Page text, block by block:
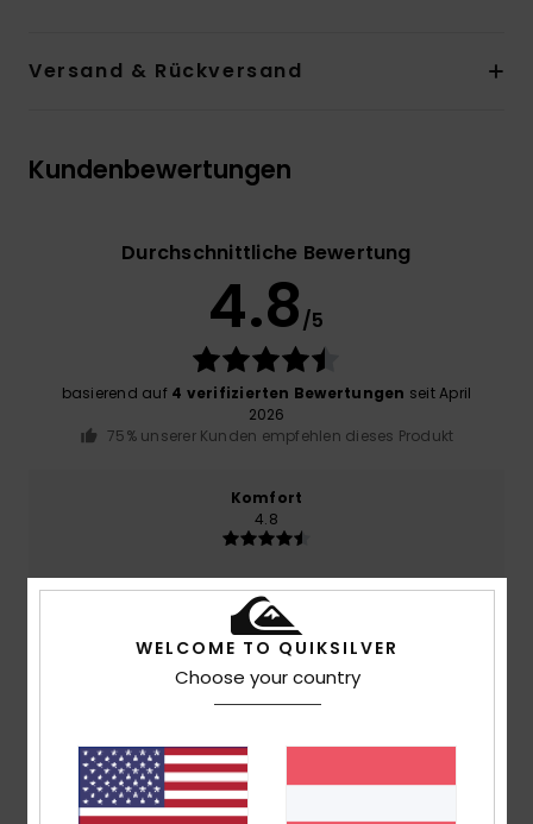
Versand & Rückversand
Kundenbewertungen
Durchschnittliche Bewertung
4.8/5
basierend auf 4 verifizierten Bewertungen seit April
2026
75% unserer Kunden empfehlen dieses Produkt
Komfort
4.8
Preis-Leistungs-Verhältnis
4.0
Material
Farbe
WELCOME TO QUIKSILVER
Choose your country